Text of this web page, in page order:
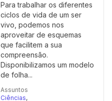
Para trabalhar os diferentes
ciclos de vida de um ser
vivo, podemos nos
aproveitar de esquemas
que facilitem a sua
compreensão.
Disponibilizamos um modelo
de folha...
Assuntos
Ciências,